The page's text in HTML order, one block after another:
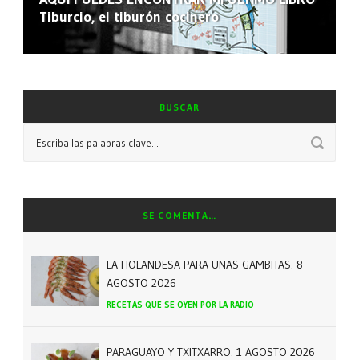
Tiburcio, el tiburón cocinero
BUSCAR
SE COMENTA…
LA HOLANDESA PARA UNAS GAMBITAS. 8
AGOSTO 2026
RECETAS QUE SE OYEN POR LA RADIO
PARAGUAYO Y TXITXARRO. 1 AGOSTO 2026